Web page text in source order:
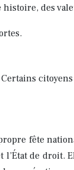
des
fête
de